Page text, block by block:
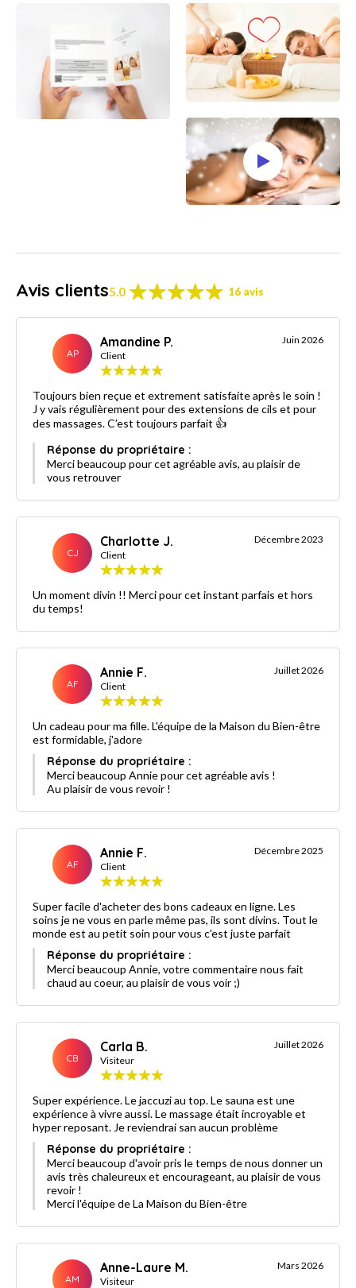
Avis clients5.0 16 avis
AP
Amandine P.
Client
Juin 2026
Toujours bien reçue et extrement satisfaite après le soin !
J y vais régulièrement pour des extensions de cils et pour
des massages. C’est toujours parfait 👍
Réponse du propriétaire :
Merci beaucoup pour cet agréable avis, au plaisir de
vous retrouver
CJ
Charlotte J.
Client
Décembre 2023
Un moment divin !! Merci pour cet instant parfais et hors
du temps!
AF
Annie F.
Client
Juillet 2026
Un cadeau pour ma fille. L'équipe de la Maison du Bien-être
est formidable, j'adore
Réponse du propriétaire :
Merci beaucoup Annie pour cet agréable avis !
Au plaisir de vous revoir !
AF
Annie F.
Client
Décembre 2025
Super facile d'acheter des bons cadeaux en ligne. Les
soins je ne vous en parle même pas, ils sont divins. Tout le
monde est au petit soin pour vous c'est juste parfait
Réponse du propriétaire :
Merci beaucoup Annie, votre commentaire nous fait
chaud au coeur, au plaisir de vous voir ;)
CB
Carla B.
Visiteur
Juillet 2026
Super expérience. Le jaccuzi au top. Le sauna est une
expérience à vivre aussi. Le massage était incroyable et
hyper reposant. Je reviendrai san aucun problème
Réponse du propriétaire :
Merci beaucoup d'avoir pris le temps de nous donner un
avis très chaleureux et encourageant, au plaisir de vous
revoir !
Merci l'équipe de La Maison du Bien-être
AM
Anne-Laure M.
Visiteur
Mars 2026